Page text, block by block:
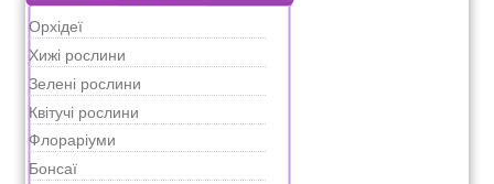
Орхідеї
Хижі рослини
Зелені рослини
Квітучі рослини
Флораріуми
Бонсаї